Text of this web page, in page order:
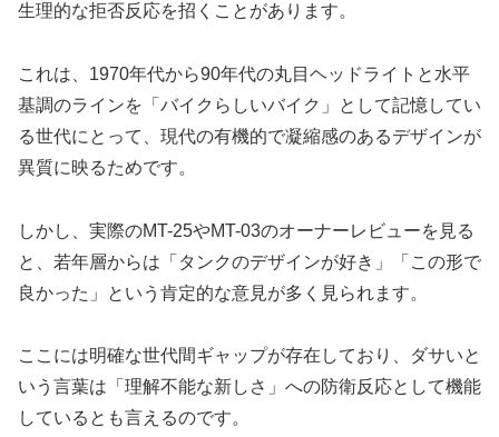
生理的な拒否反応を招くことがあります。
これは、1970年代から90年代の丸目ヘッドライトと水平
基調のラインを「バイクらしいバイク」として記憶してい
る世代にとって、現代の有機的で凝縮感のあるデザインが
異質に映るためです。
しかし、実際のMT-25やMT-03のオーナーレビューを見る
と、若年層からは「タンクのデザインが好き」「この形で
良かった」という肯定的な意見が多く見られます。
ここには明確な世代間ギャップが存在しており、ダサいと
いう言葉は「理解不能な新しさ」への防衛反応として機能
しているとも言えるのです。